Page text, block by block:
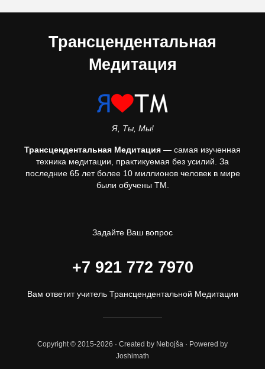
Трансцендентальная
Медитация
Я, Ты, Мы!
Трансцендентальная Медитация — самая изученная
техника медитации, практикуемая без усилий. За
последние 65 лет более 10 миллионов человек в мире
были обучены ТМ.
Задайте Ваш вопрос
+7 921 772 7970
Вам ответит учитель Трансцендентальной Медитации
Copyright © 2015-2026 · Created by Nebojša · Powered by
Joshimath